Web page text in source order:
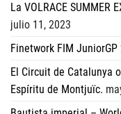
La VOLRACE SUMMER
julio 11, 2023
Finetwork FIM JuniorGP
El Circuit de Catalunya
Espíritu de Montjuïc.